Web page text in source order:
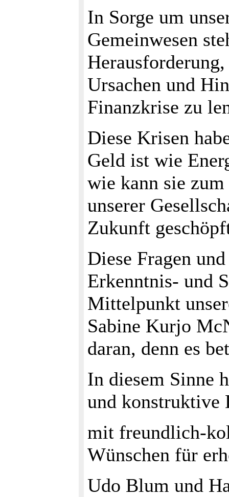
In Sorge um
Gemeinwesen
Ursachen und
Finanzkrise zu
Diese Krisen
Geld ist wie
wie kann sie
unserer
Zukunft
Diese Fragen
Erkenntnis- und
Mittelpunkt
Sabine Kurjo
daran, denn es
In diesem Sinne
und konstruktive
mit freundlich-
Wünschen für
Udo Blum und